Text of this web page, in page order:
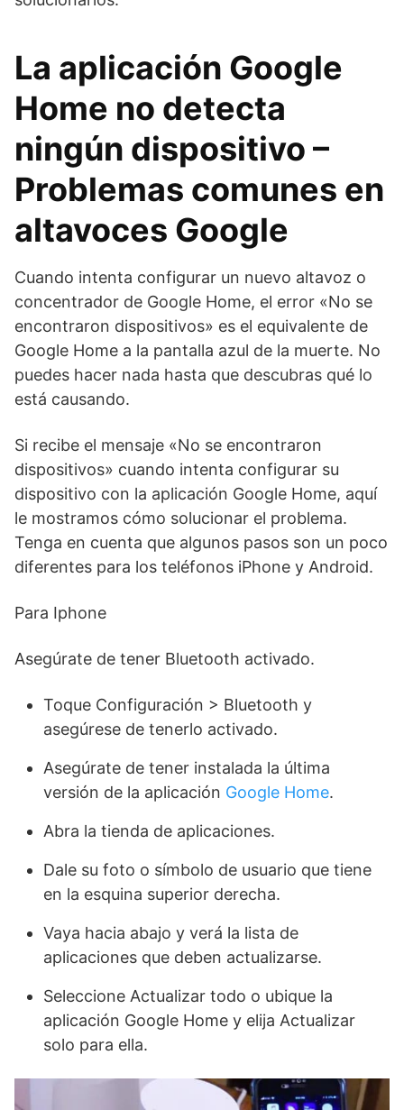
La aplicación Google
Home no detecta
ningún dispositivo –
Problemas comunes en
altavoces Google
Cuando intenta configurar un nuevo altavoz o
concentrador de Google Home, el error «No se
encontraron dispositivos» es el equivalente de
Google Home a la pantalla azul de la muerte. No
puedes hacer nada hasta que descubras qué lo
está causando.
Si recibe el mensaje «No se encontraron
dispositivos» cuando intenta configurar su
dispositivo con la aplicación Google Home, aquí
le mostramos cómo solucionar el problema.
Tenga en cuenta que algunos pasos son un poco
diferentes para los teléfonos iPhone y Android.
Para Iphone
Asegúrate de tener Bluetooth activado.
Toque Configuración > Bluetooth y
asegúrese de tenerlo activado.
Asegúrate de tener instalada la última
versión de la aplicación Google Home.
Abra la tienda de aplicaciones.
Dale su foto o símbolo de usuario que tiene
en la esquina superior derecha.
Vaya hacia abajo y verá la lista de
aplicaciones que deben actualizarse.
Seleccione Actualizar todo o ubique la
aplicación Google Home y elija Actualizar
solo para ella.